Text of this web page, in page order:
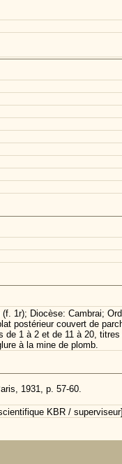
1r); Diocèse: Cambrai;
postérieur couvert de
1 à 2 et de 11 à 20,
à la mine de plomb.
1931, p. 57-60.
KBR / superviseur]